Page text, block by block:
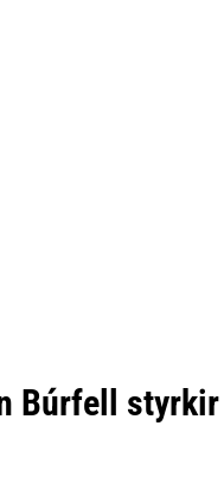
Búrfell